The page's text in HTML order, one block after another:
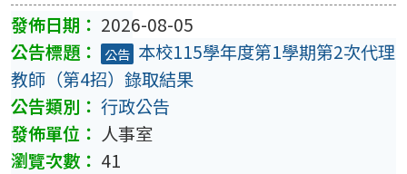
2026-08-05
公告 本校115學年度第1學期第2次代理
教師（第4招）錄取結果
行政公告
人事室
41